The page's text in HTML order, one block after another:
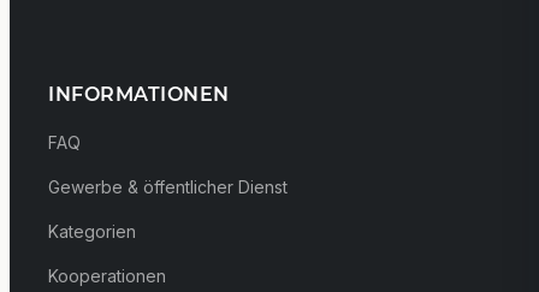
INFORMATIONEN
FAQ
Gewerbe & öffentlicher Dienst
Kategorien
Kooperationen